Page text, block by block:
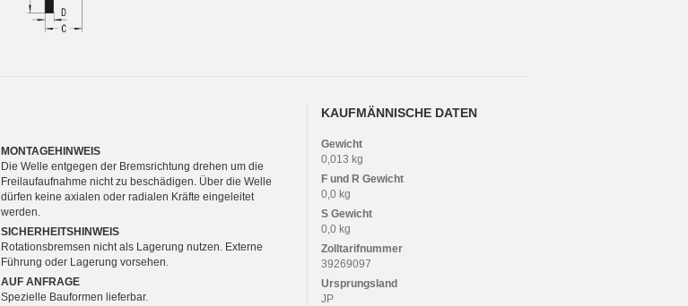
MONTAGEHINWEIS
Die Welle entgegen der Bremsrichtung drehen um die
Freilaufaufnahme nicht zu beschädigen. Über die Welle
dürfen keine axialen oder radialen Kräfte eingeleitet
werden.
SICHERHEITSHINWEIS
Rotationsbremsen nicht als Lagerung nutzen. Externe
Führung oder Lagerung vorsehen.
AUF ANFRAGE
Spezielle Bauformen lieferbar.
KAUFMÄNNISCHE DATEN
Gewicht
0,013 kg
F und R Gewicht
0,0 kg
S Gewicht
0,0 kg
Zolltarifnummer
39269097
Ursprungsland
JP